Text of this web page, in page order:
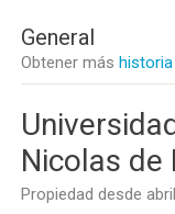
General
Obtener más
Nicolas de
Propiedad desde